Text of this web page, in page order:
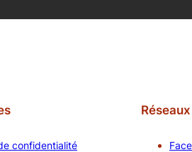
confidentialité